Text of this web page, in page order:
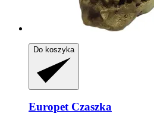
Do koszyka
EuropetCzaszka